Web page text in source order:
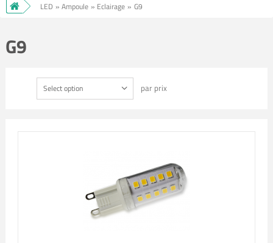
LED » Ampoule » Eclairage » G9
G9
Select option par prix